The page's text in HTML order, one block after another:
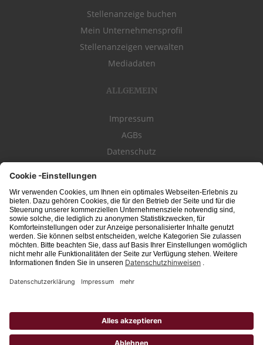
Stellenanzeige buchen
Mein Unternehmensprofil
Stellenanzeigen verwalten
Mediadaten
ALLGEMEIN
Impressum
AGBs
Datenschutz
schwäbischeJOBS - die Stellenbörse für die RegionBodensee, Schwaben,
Ostalbund Allgäu. Alle Jobs im Süden!
Auszubildende, Berufseinsteiger, Fachkräfte und Führungskräfte! Aktuelle
Zeitung, Aalener Nachrichten, Lindauer Zeitung, Gränzbote, Heuberger Bote
Südfinder(ehem. Südjob / jobsüd).
Hinweis: Unabhängig von ihrer konkreten Bezeichnung schließen alle